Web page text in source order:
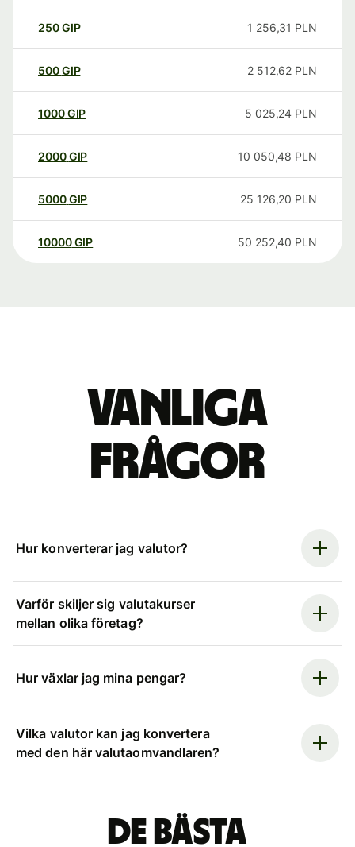
250GIP 1 256,31 PLN
500GIP 2 512,62 PLN
1000GIP 5 025,24 PLN
2000GIP 10 050,48 PLN
5000GIP 25 126,20 PLN
10000 GIP 50 252,40 PLN
Vanliga
frågor
Hur konverterar jag valutor?
Varför skiljer sig valutakurser
mellan olika företag?
Hur växlar jag mina pengar?
Vilka valutor kan jag konvertera
med den här valutaomvandlaren?
De bästa